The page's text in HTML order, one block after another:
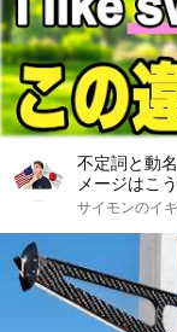
不定詞と動
メージはこ
サイモンのイ